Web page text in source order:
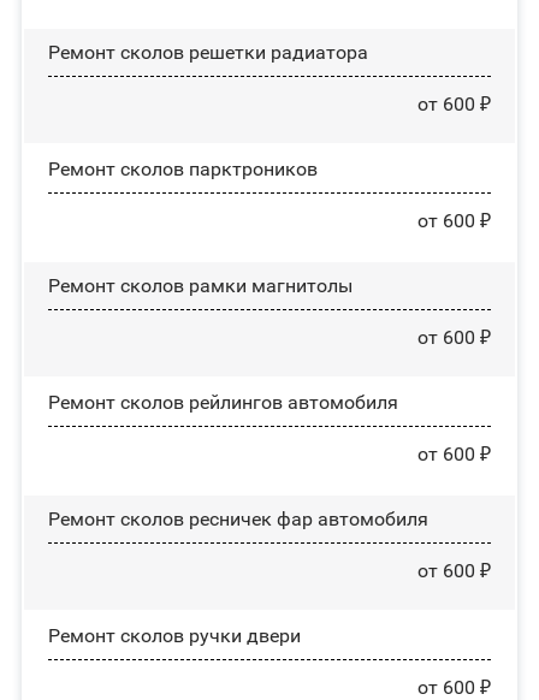
Ремонт сколов решетки радиатора
от 600 ₽
Ремонт сколов парктроников
от 600 ₽
Ремонт сколов рамки магнитолы
от 600 ₽
Ремонт сколов рейлингов автомобиля
от 600 ₽
Ремонт сколов ресничек фар автомобиля
от 600 ₽
Ремонт сколов ручки двери
от 600 ₽